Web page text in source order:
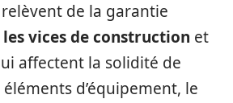
de la garantie
les vices de construction et
affectent la solidité de
éléments d’équipement, le